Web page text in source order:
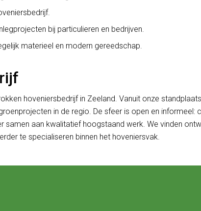
bij particulieren en bedrijven.
materieel en modern gereedschap.
hoveniersbedrijf in Zeeland. Vanuit onze
in de regio. De sfeer is open en informeel:
samen aan kwalitatief hoogstaand werk. We vinden
te specialiseren binnen het hoveniersvak.